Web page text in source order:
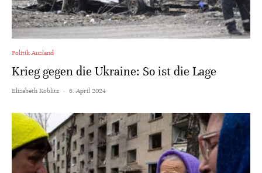
Politik Ausland
Krieg gegen die Ukraine: So ist die Lage
Elisabeth Koblitz · 6. April 2024